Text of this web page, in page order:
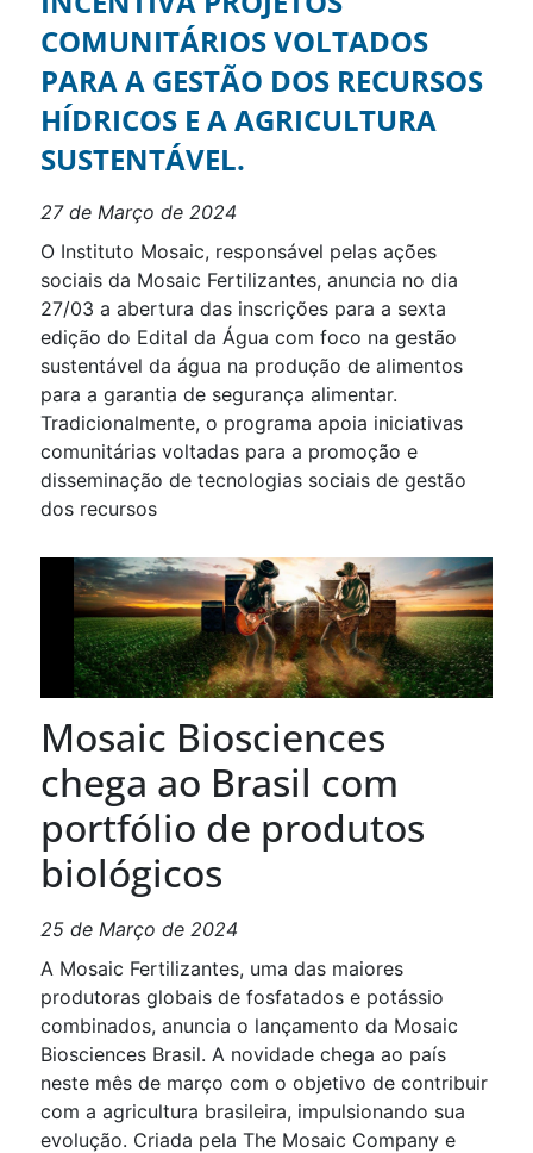
COMUNITÁRIOS VOLTADOS
PARA A GESTÃO DOS RECURSOS
HÍDRICOS E A AGRICULTURA
SUSTENTÁVEL.
27 de Março de 2024
O Instituto Mosaic, responsável pelas ações
sociais da Mosaic Fertilizantes, anuncia no dia
27/03 a abertura das inscrições para a sexta
edição do Edital da Água com foco na gestão
sustentável da água na produção de alimentos
para a garantia de segurança alimentar.
Tradicionalmente, o programa apoia iniciativas
comunitárias voltadas para a promoção e
disseminação de tecnologias sociais de gestão
dos recursos
Mosaic Biosciences
chega ao Brasil com
portfólio de produtos
biológicos
25 de Março de 2024
A Mosaic Fertilizantes, uma das maiores
produtoras globais de fosfatados e potássio
combinados, anuncia o lançamento da Mosaic
Biosciences Brasil. A novidade chega ao país
neste mês de março com o objetivo de contribuir
com a agricultura brasileira, impulsionando sua
evolução. Criada pela The Mosaic Company e